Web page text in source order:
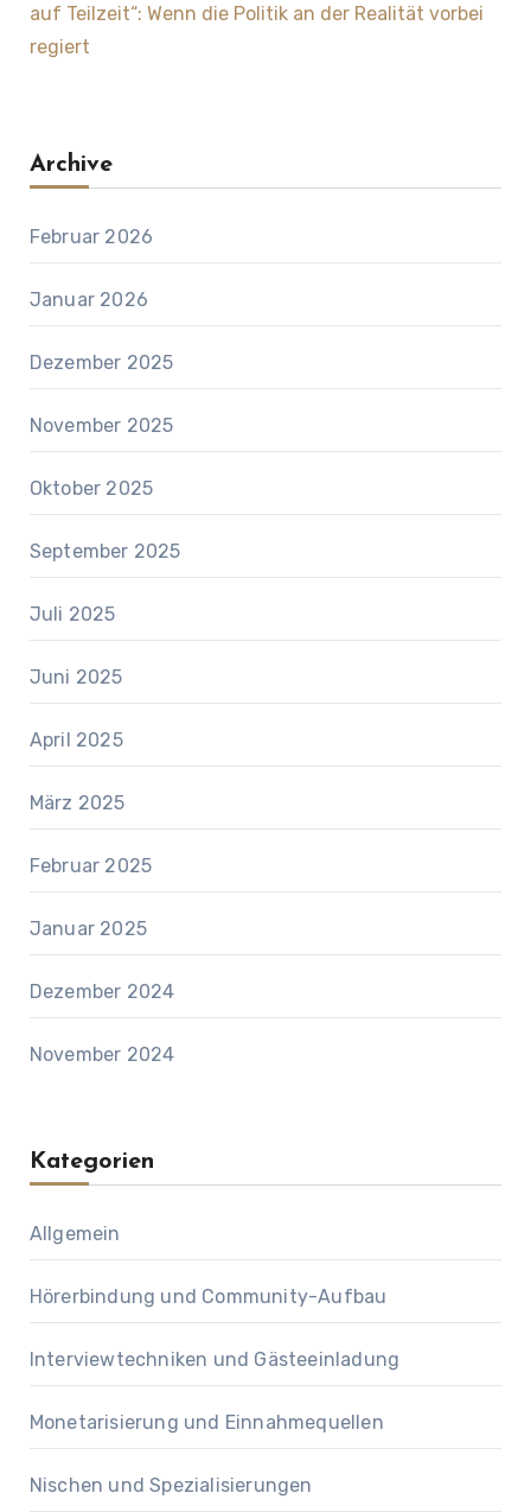
auf Teilzeit“: Wenn die Politik an der Realität vorbei
regiert
Archive
Februar 2026
Januar 2026
Dezember 2025
November 2025
Oktober 2025
September 2025
Juli 2025
Juni 2025
April 2025
März 2025
Februar 2025
Januar 2025
Dezember 2024
November 2024
Kategorien
Allgemein
Hörerbindung und Community-Aufbau
Interviewtechniken und Gästeeinladung
Monetarisierung und Einnahmequellen
Nischen und Spezialisierungen